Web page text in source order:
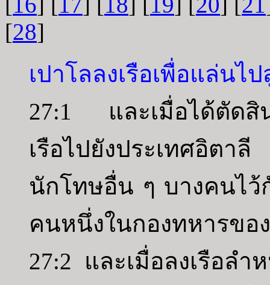
[28]
เปาโลลงเรือเพื่อแล่นไ
27:1 และเมื่อได้ตัดสิน
เรือไปยังประเทศอิต
นักโทษอื่น ๆ บางคนไ
คนหนึ่งในกองทหารขอ
27:2 และเมื่อลงเรือล